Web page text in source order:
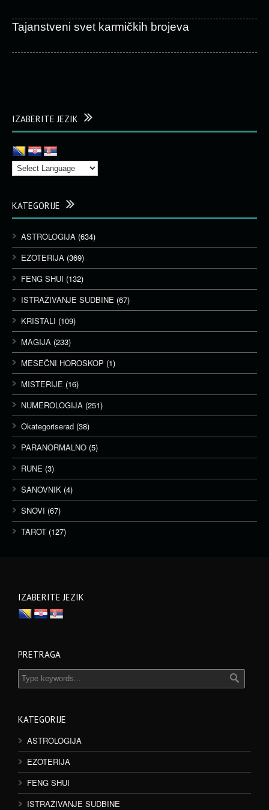
Tajanstveni svet karmičkih brojeva
IZABERITE JEZIK
KATEGORIJE
ASTROLOGIJA (634)
EZOTERIJA (369)
FENG SHUI (132)
ISTRAŽIVANJE SUDBINE (67)
KRISTALI (109)
MAGIJA (233)
MESEČNI HOROSKOP (1)
MISTERIJE (16)
NUMEROLOGIJA (251)
Okategoriserad (38)
PARANORMALNO (5)
RUNE (3)
SANOVNIK (4)
SNOVI (67)
TAROT (127)
IZABERITE JEZIK
PRETRAGA
KATEGORIJE
ASTROLOGIJA
EZOTERIJA
FENG SHUI
ISTRAŽIVANJE SUDBINE